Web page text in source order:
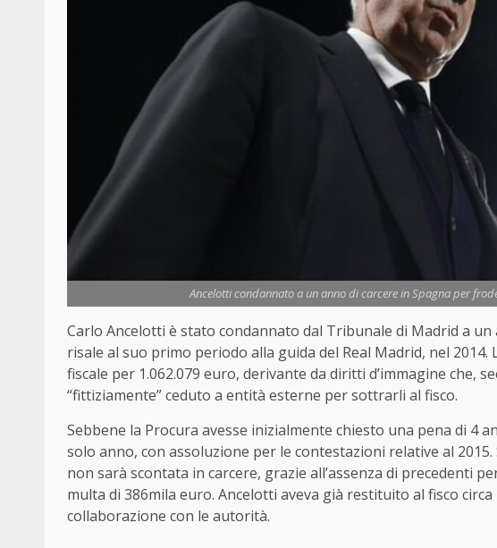
Ancelotti condannato a un anno di carcere in Spagna per
Carlo Ancelotti è stato condannato dal Tribunale di Madrid a un
risale al suo primo periodo alla guida del Real Madrid, nel 2014.
fiscale per 1.062.079 euro, derivante da diritti d’immagine che,
“fittiziamente” ceduto a entità esterne per sottrarli al fisco.
Sebbene la Procura avesse inizialmente chiesto una pena di 4
solo anno, con assoluzione per le contestazioni relative al
non sarà scontata in carcere, grazie all’assenza di precedenti
multa di 386mila euro. Ancelotti aveva già restituito al fisco
collaborazione con le autorità.